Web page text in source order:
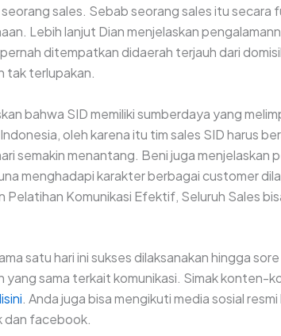
sales. Sebab seorang sales itu secara
Lebih lanjut Dian menjelaskan
ditempatkan didaerah terjauh dari
tak terlupakan.
bahwa SID memiliki sumberdaya yang
oleh karena itu tim sales SID harus
semakin menantang. Beni juga menjelaskan
menghadapi karakter berbagai customer
Pelatihan Komunikasi Efektif, Seluruh Sales
satu hari ini sukses dilaksanakan hingga
sama terkait komunikasi. Simak konten-
. Anda juga bisa mengikuti media sosial resmi
dan facebook.